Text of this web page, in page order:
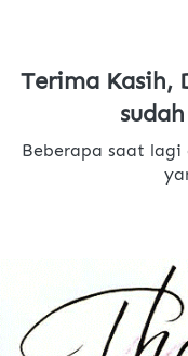
Terima Kasih,
Beberapa saat lagi